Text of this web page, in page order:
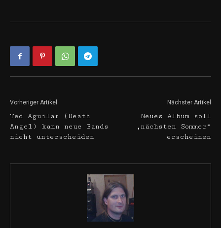
Vorheriger Artikel
Ted Aguilar (Death
Angel) kann neue Bands
nicht unterscheiden
Nächster Artikel
Neues Album soll
„nächsten Sommer“
erscheinen